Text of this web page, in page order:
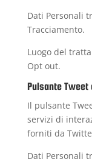
Dati Personali
Tracciamento.
Luogo del
Opt out.
Pulsante
Il pulsante
servizi di
forniti da
Dati Personali